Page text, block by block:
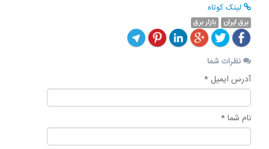
لینک کوتاه
برق ایران بازار برق
نظرات شما
آدرس ایمیل *
نام شما *